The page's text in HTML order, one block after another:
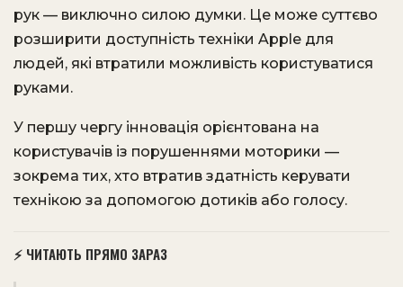
рук — виключно силою думки. Це може суттєво
розширити доступність техніки Apple для
людей, які втратили можливість користуватися
руками.
У першу чергу інновація орієнтована на
користувачів із порушеннями моторики —
зокрема тих, хто втратив здатність керувати
технікою за допомогою дотиків або голосу.
⚡ ЧИТАЮТЬ ПРЯМО ЗАРАЗ